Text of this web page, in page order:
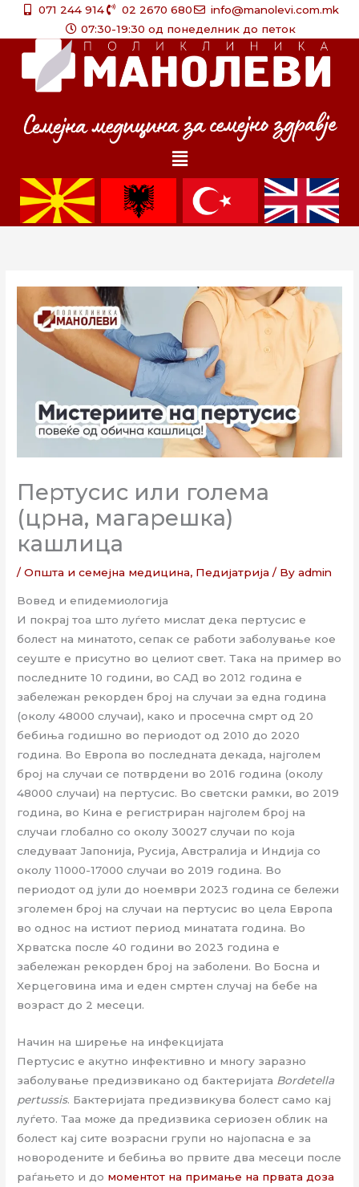
071 244 914 02 2670 680
info@manolevi.com.mk
07:30-19:30 од понеделник до петок
Menu
Пертусис или голема
(црна, магарешка)
кашлица
/Општа и семејна медицина, Педијатрија / Byadmin
Вовед и епидемиологија
И покрај тоа што луѓето мислат дека пертусис е
болест на минатото, сепак се работи заболување кое
сеуште е присутно во целиот свет. Така на пример во
последните 10 години, во САД во 2012 година е
забележан рекорден број на случаи за една година
(околу 48000 случаи), како и просечна смрт од 20
бебиња годишно во периодот од 2010 до 2020
година. Во Европа во последната декада, најголем
број на случаи се потврдени во 2016 година (околу
48000 случаи) на пертусис. Во светски рамки, во 2019
година, во Кина е регистриран најголем број на
случаи глобално со околу 30027 случаи по која
следуваат Јапонија, Русија, Австралија и Индија со
околу 11000-17000 случаи во 2019 година. Во
периодот од јули до ноември 2023 година се бележи
зголемен број на случаи на пертусис во цела Европа
во однос на истиот период минатата година. Во
Хрватска после 40 години во 2023 година е
забележан рекорден број на заболени. Во Босна и
Херцеговина има и еден смртен случај на бебе на
возраст до 2 месеци.
Начин на ширење на инфекцијата
Пертусис е акутно инфективно и многу заразно
заболување предизвикано од бактеријата Bordetella
pertussis. Бактеријата предизвикува болест само кај
луѓето. Таа може да предизвика сериозен облик на
болест кај сите возрасни групи но најопасна е за
новородените и бебиња во првите два месеци после
раѓањето и до моментот на примање на првата доза